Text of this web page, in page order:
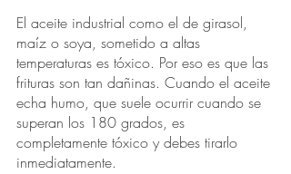
El aceite industrial como el de girasol,
maíz o soya, sometido a altas
temperaturas es tóxico. Por eso es que las
frituras son tan dañinas. Cuando el aceite
echa humo, que suele ocurrir cuando se
superan los 180 grados, es
completamente tóxico y debes tirarlo
inmediatamente.